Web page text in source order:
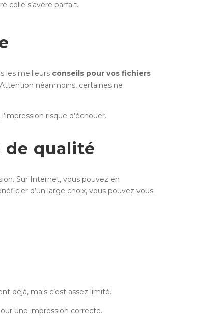
collé s’avère parfait.
les meilleurs conseils pour vos fichiers
néanmoins, certaines ne
risque d’échouer.
de qualité
Sur Internet, vous pouvez en
d’un large choix, vous pouvez vous
déjà, mais c’est assez limité.
une impression correcte.